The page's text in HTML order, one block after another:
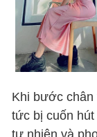
Khi bước chân
tức bị cuốn
tự nhiên và